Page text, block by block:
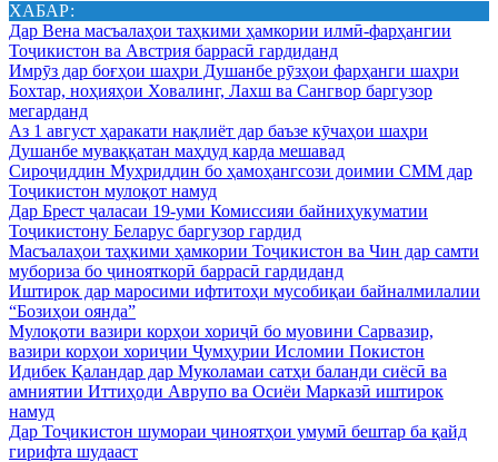
ХАБАР:
Дар Вена масъалаҳои таҳкими ҳамкории илмӣ-фарҳангии
Тоҷикистон ва Австрия баррасӣ гардиданд
Имрӯз дар боғҳои шаҳри Душанбе рӯзҳои фарҳанги шаҳри
Бохтар, ноҳияҳои Ховалинг, Лахш ва Сангвор баргузор
мегарданд
Аз 1 август ҳаракати нақлиёт дар баъзе кӯчаҳои шаҳри
Душанбе муваққатан маҳдуд карда мешавад
Сироҷиддин Муҳриддин бо ҳамоҳангсози доимии СММ дар
Тоҷикистон мулоқот намуд
Дар Брест ҷаласаи 19-уми Комиссияи байниҳукуматии
Тоҷикистону Беларус баргузор гардид
Масъалаҳои таҳкими ҳамкории Тоҷикистон ва Чин дар самти
мубориза бо ҷинояткорӣ баррасӣ гардиданд
Иштирок дар маросими ифтитоҳи мусобиқаи байналмилалии
“Бозиҳои оянда”
Мулоқоти вазири корҳои хориҷӣ бо муовини Сарвазир,
вазири корҳои хориҷии Ҷумҳурии Исломии Покистон
Идибек Қаландар дар Муколамаи сатҳи баланди сиёсӣ ва
амниятии Иттиҳоди Аврупо ва Осиёи Марказӣ иштирок
намуд
Дар Тоҷикистон шумораи ҷиноятҳои умумӣ бештар ба қайд
гирифта шудааст